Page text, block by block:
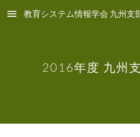
Skip to main content
教育システム情報学会 九州支
201 6年度 九州